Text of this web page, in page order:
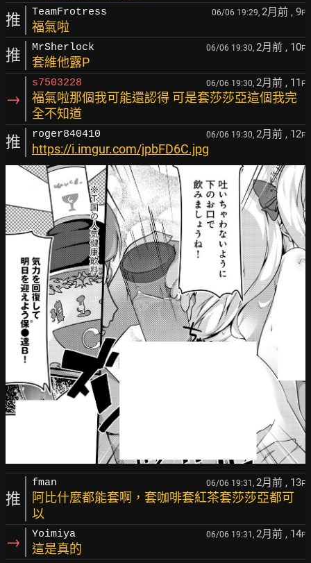
推 TeamFrotress 06/06 19:29, 2月前 , 9F
福氣啦
推 MrSherlock 06/06 19:30, 2月前 , 10F
套維他露P
→
s7503228 06/06 19:30, 2月前 , 11 F
福氣啦那個我可能還認得 可是套莎莎亞這個我完
全不知道
推 roger840410 06/06 19:30, 2月前 , 12F
https://i.imgur.com/jpbFD6C.jpg
推
fman 06/06 19:31, 2月前 , 13F
阿比什麼都能套啊，套咖啡套紅茶套莎莎亞都可
以
→ Yoimiya 06/06 19:31, 2月前 , 14F
這是真的